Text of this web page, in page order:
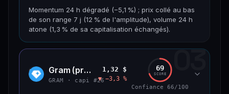
Momentum 24 h dégradé (−5,1 %) ; prix collé au bas
de son range 7 j (12 % de l'amplitude), volume 24 h
atone (1,3 % de sa capitalisation échangés).
CAP. MARCHÉ VOLUME 24 H
VAR. 7 J VAR. 30 J
−42,0 %
03
GRAM Gram (prev. Toncoin)
GRAM · capi #26
1,32 $
▼ −3,3 %
69
SCORE
Confiance 66/100